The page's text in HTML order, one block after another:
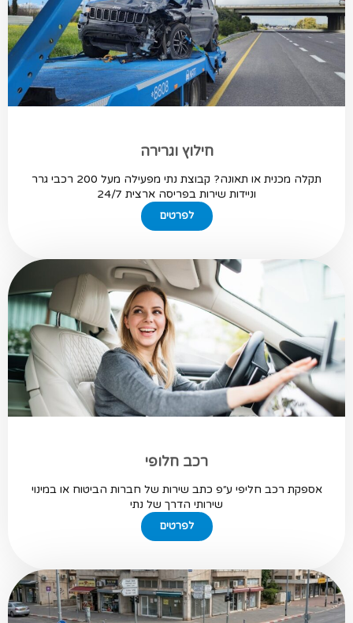
חילוץ וגרירה
תקלה מכנית או תאונה? קבוצת נתי מפעילה מעל 200 רכבי גרר
וניידות שירות בפריסה ארצית 24/7
לפרטים
רכב חלופי
אספקת רכב חליפי ע״פ כתב שירות של חברות הביטוח או במינוי
שירותי הדרך של נתי
לפרטים